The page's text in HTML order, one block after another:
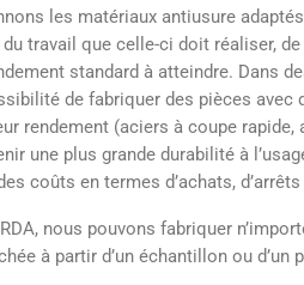
les matériaux antiusure
travail que celle-ci doit réaliser,
standard à atteindre. Dans
de fabriquer des pièces avec
rendement (aciers à coupe
une plus grande durabilité à
coûts en termes d’achats, d’arrêts
nous pouvons fabriquer
à partir d’un échantillon ou